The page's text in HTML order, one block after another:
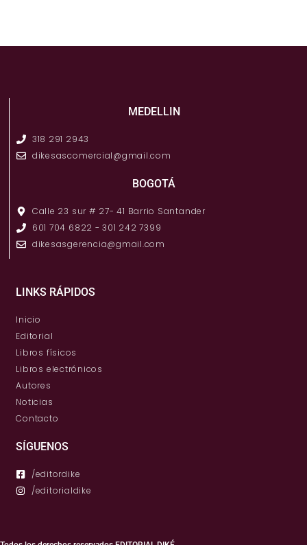
MEDELLIN
318 291 2943
dikesascomercial@gmail.com
BOGOTÁ
Calle 23 sur # 27- 41 Barrio Santander
601 704 6822 - 301 242 7399
dikesasgerencia@gmail.com
LINKS RÁPIDOS
Inicio
Editorial
Libros físicos
Libros electrónicos
Autores
Noticias
Contacto
SÍGUENOS
/editordike
/editorialdike